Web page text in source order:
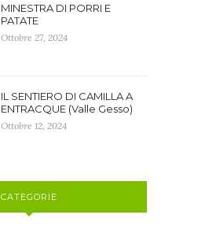
MINESTRA DI PORRI E
PATATE
Ottobre 27, 2024
IL SENTIERO DI CAMILLA A
ENTRACQUE (Valle Gesso)
Ottobre 12, 2024
CATEGORIE